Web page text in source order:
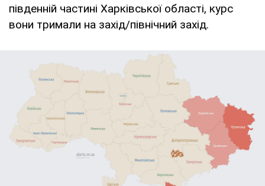
південній частині Харківської області, курс
вони тримали на захід/північний захід.